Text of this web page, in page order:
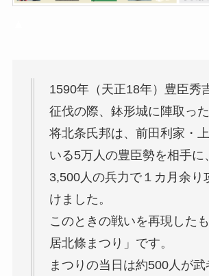
1590年（天正18年）豊臣秀
征伐の際、鉢形城に陣取っ
将北条氏邦は、前田利家・
いる5万人の豊臣勢を相手に
3,500人の兵力で１カ月余り
けました。
このときの戦いを再現した
居北條まつり」です。
まつりの当日は約500人が